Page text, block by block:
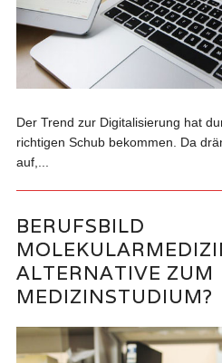
Der Trend zur Digitalisierung hat
richtigen Schub bekommen. Da
auf,...
BERUFSBILD
ALTERNATIVE ZUM
MEDIZINSTUDIUM?